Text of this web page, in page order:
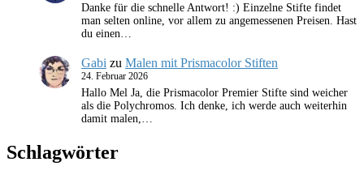
Danke für die schnelle Antwort! :) Einzelne Stifte findet
man selten online, vor allem zu angemessenen Preisen. Hast
du einen…
Gabi zu Malen mit Prismacolor Stiften
24. Februar 2026
Hallo Mel Ja, die Prismacolor Premier Stifte sind weicher
als die Polychromos. Ich denke, ich werde auch weiterhin
damit malen,…
Schlagwörter